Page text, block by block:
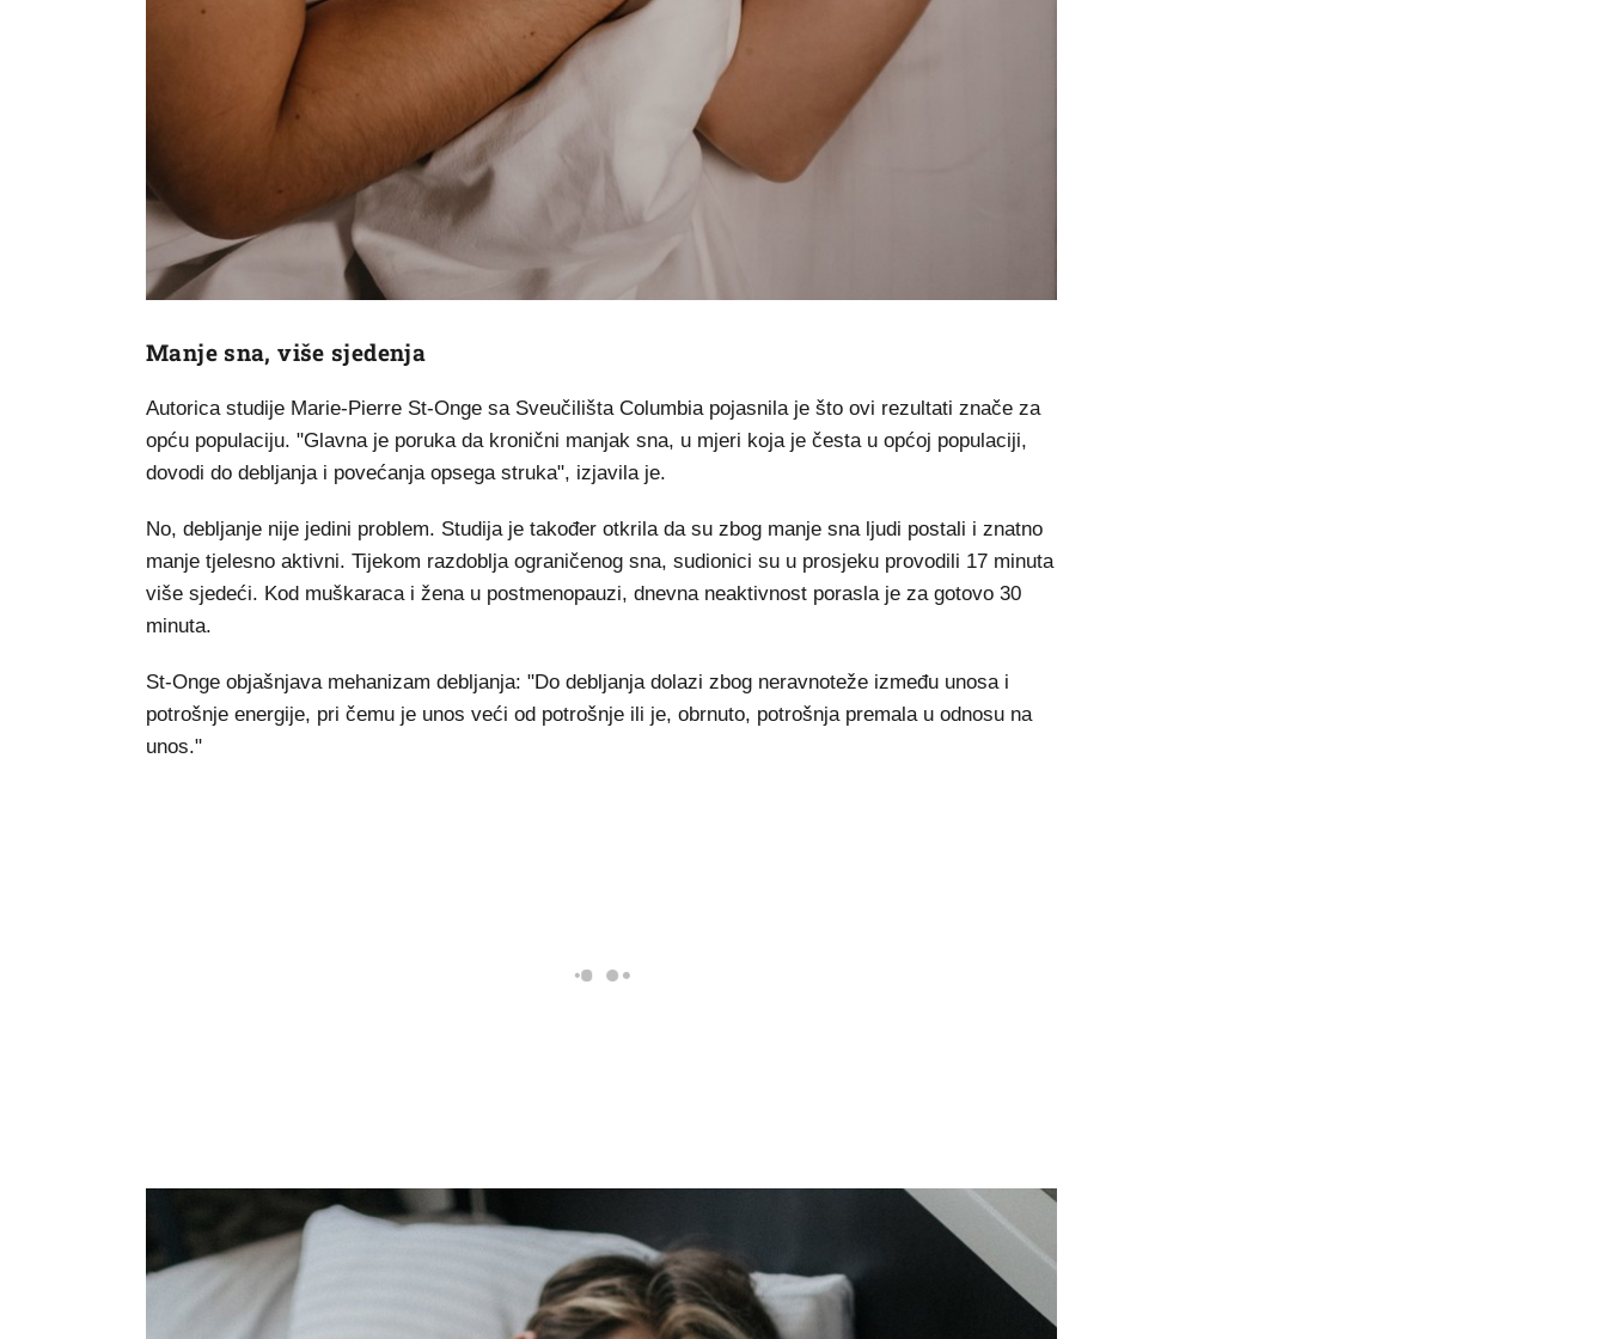
Manje sna, više sjedenja
Autorica studije Marie-Pierre St-Onge sa Sveučilišta Columbia pojasnila je što ovi rezultati znače za
opću populaciju. "Glavna je poruka da kronični manjak sna, u mjeri koja je česta u općoj populaciji,
dovodi do debljanja i povećanja opsega struka", izjavila je.
No, debljanje nije jedini problem. Studija je također otkrila da su zbog manje sna ljudi postali i znatno
manje tjelesno aktivni. Tijekom razdoblja ograničenog sna, sudionici su u prosjeku provodili 17 minuta
više sjedeći. Kod muškaraca i žena u postmenopauzi, dnevna neaktivnost porasla je za gotovo 30
minuta.
St-Onge objašnjava mehanizam debljanja: "Do debljanja dolazi zbog neravnoteže između unosa i
potrošnje energije, pri čemu je unos veći od potrošnje ili je, obrnuto, potrošnja premala u odnosu na
unos."